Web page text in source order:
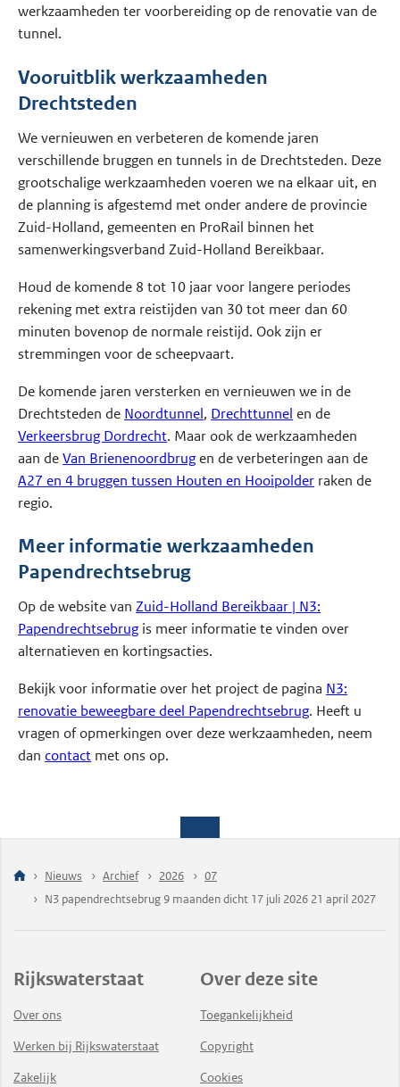
werkzaamheden ter voorbereiding op de renovatie van de
tunnel.
Vooruitblik werkzaamheden
Drechtsteden
We vernieuwen en verbeteren de komende jaren
verschillende bruggen en tunnels in de Drechtsteden. Deze
grootschalige werkzaamheden voeren we na elkaar uit, en
de planning is afgestemd met onder andere de provincie
Zuid-Holland, gemeenten en ProRail binnen het
samenwerkingsverband Zuid-Holland Bereikbaar.
Houd de komende 8 tot 10 jaar voor langere periodes
rekening met extra reistijden van 30 tot meer dan 60
minuten bovenop de normale reistijd. Ook zijn er
stremmingen voor de scheepvaart.
De komende jaren versterken en vernieuwen we in de
Drechtsteden de Noordtunnel, Drechttunnel en de
Verkeersbrug Dordrecht. Maar ook de werkzaamheden
aan deVan Brienenoordbrugen de verbeteringen aan de
A27 en 4 bruggen tussen Houten en Hooipolder raken de
regio.
Meer informatie werkzaamheden
Papendrechtsebrug
Op de website vanZuid-Holland Bereikbaar | N3:
Papendrechtsebrug is meer informatie te vinden over
alternatieven en kortingsacties.
Bekijk voor informatie over het project de pagina N3:
renovatie beweegbare deel Papendrechtsebrug. Heeft u
vragen of opmerkingen over deze werkzaamheden, neem
dancontact met ons op.
Nieuws Archief 2026
07
N3 papendrechtsebrug 9 maanden dicht 17 juli 2026 21 april 2027
Rijkswaterstaat
Over ons
Werken bij Rijkswaterstaat
Zakelijk
Over deze site
Toegankelijkheid
Copyright
Cookies